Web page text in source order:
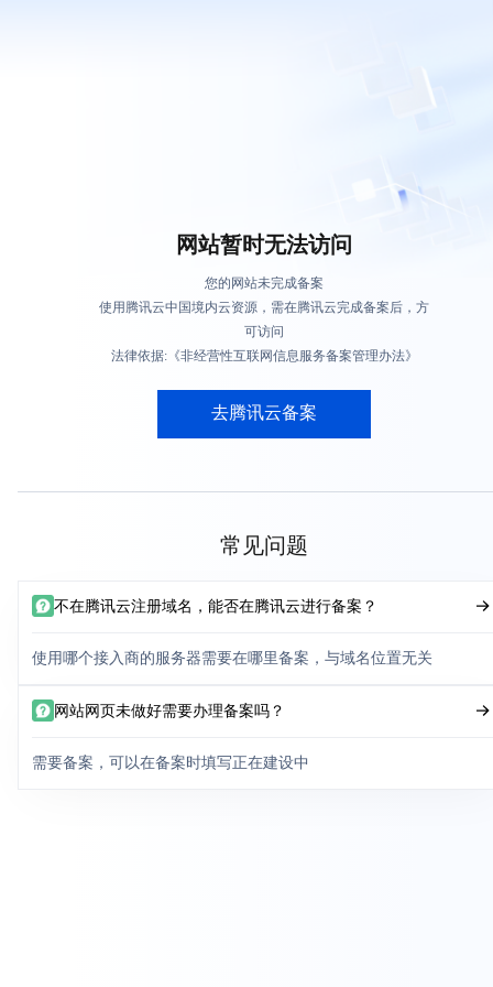
网站暂时无法访问
您的网站未完成备案
使用腾讯云中国境内云资源，需在腾讯云完成备案后，方
可访问
法律依据:《非经营性互联网信息服务备案管理办法》
去腾讯云备案
常见问题
不在腾讯云注册域名，能否在腾讯云进行备案？
使用哪个接入商的服务器需要在哪里备案，与域名位置无关
网站网页未做好需要办理备案吗？
需要备案，可以在备案时填写正在建设中